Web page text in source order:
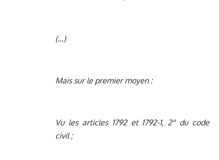
(…)
Mais sur le premier moyen :
Vu les articles 1792 et 1792-1, 2° du code
civil ;